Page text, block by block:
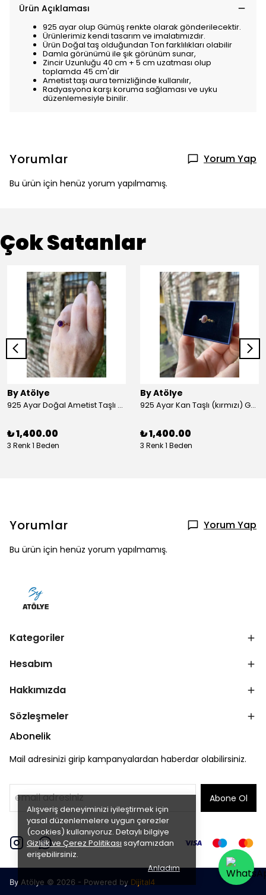
Alışveriş deneyiminizi iyileştirmek için
yasal düzenlemelere uygun çerezler
(cookies) kullanıyoruz. Detaylı bilgiye
Gizlilik ve Çerez Politikası sayfamızdan
erişebilirsiniz.
Anladım
Ürün Açıklaması
925 ayar olup Gümüş renkte olarak gönderilecektir.
Ürünlerimiz kendi tasarım ve imalatımızdır.
Ürün Doğal taş olduğundan Ton farklılıkları olabilir
Damla görünümü ile şık görünüm sunar,
Zincir Uzunluğu 40 cm + 5 cm uzatması olup
toplamda 45 cm'dir
Ametist taşı aura temizliğinde kullanılır,
Radyasyona karşı koruma sağlaması ve uyku
düzenlemesiyle binilir.
Yorumlar Yorum Yap
Bu ürün için henüz yorum yapılmamış.
Çok Satanlar
By Atölye
925 Ayar Doğal Ametist Taşlı Yuvarlak Gümüş Yüzük
₺ 1,400.00
3 Renk 1 Beden
By Atölye
925 Ayar Kan Taşlı (kırmızı) Gümüş Yüzük
₺ 1,400.00
3 Renk 1 Beden
Yorumlar Yorum Yap
Bu ürün için henüz yorum yapılmamış.
Kategoriler
Hesabım
Hakkımızda
Sözleşmeler
Abonelik
Mail adresinizi girip kampanyalardan haberdar olabilirsiniz.
Abone Ol
By Atölye © 2026 - Powered by Dijital4